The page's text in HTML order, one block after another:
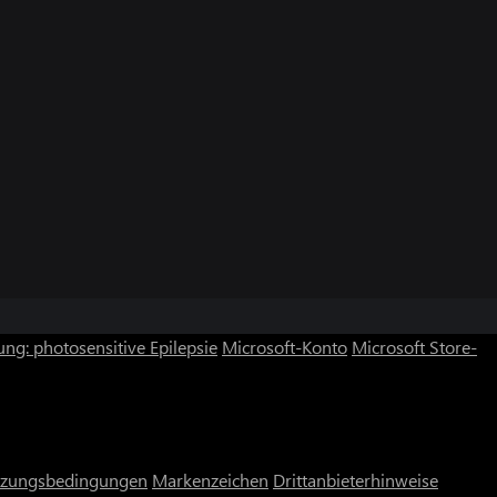
photosensitive Epilepsie Microsoft-Konto Microsoft Store-
Markenzeichen Drittanbieterhinweise